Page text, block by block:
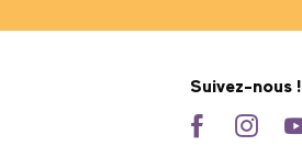
Suivez-nous !